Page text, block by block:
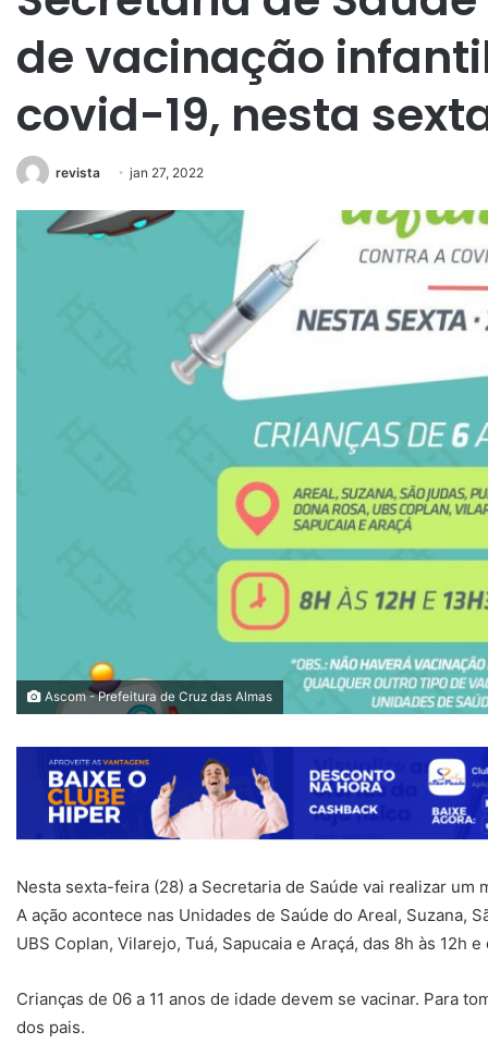
de vacinação
covid-19, nesta
revista jan 27, 2022
Ascom - Prefeitura de Cruz das Almas
Nesta sexta-feira (28) a Secretaria de Saúde vai realizar
A ação acontece nas Unidades de Saúde do Areal, Suzana,
UBS Coplan, Vilarejo, Tuá, Sapucaia e Araçá, das 8h às 12h
Crianças de 06 a 11 anos de idade devem se vacinar. Para
dos pais.